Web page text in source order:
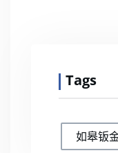
Tags
如皋钣